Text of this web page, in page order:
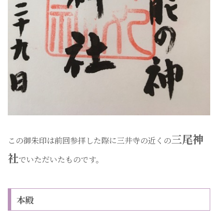
この御朱印は前回参拝した際に三井寺の近くの三尾神
社でいただいたものです。
本殿